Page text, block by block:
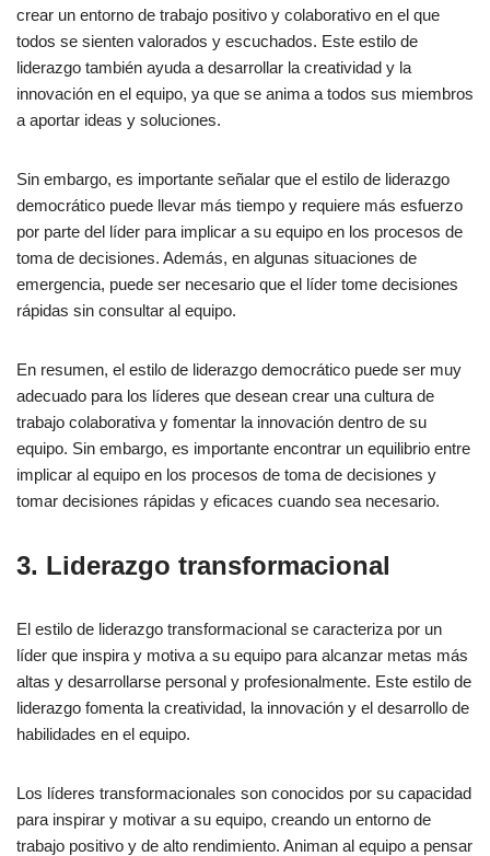
crear un entorno de trabajo positivo y colaborativo en el que
todos se sienten valorados y escuchados. Este estilo de
liderazgo también ayuda a desarrollar la creatividad y la
innovación en el equipo, ya que se anima a todos sus miembros
a aportar ideas y soluciones.
Sin embargo, es importante señalar que el estilo de liderazgo
democrático puede llevar más tiempo y requiere más esfuerzo
por parte del líder para implicar a su equipo en los procesos de
toma de decisiones. Además, en algunas situaciones de
emergencia, puede ser necesario que el líder tome decisiones
rápidas sin consultar al equipo.
En resumen, el estilo de liderazgo democrático puede ser muy
adecuado para los líderes que desean crear una cultura de
trabajo colaborativa y fomentar la innovación dentro de su
equipo. Sin embargo, es importante encontrar un equilibrio entre
implicar al equipo en los procesos de toma de decisiones y
tomar decisiones rápidas y eficaces cuando sea necesario.
3. Liderazgo transformacional
El estilo de liderazgo transformacional se caracteriza por un
líder que inspira y motiva a su equipo para alcanzar metas más
altas y desarrollarse personal y profesionalmente. Este estilo de
liderazgo fomenta la creatividad, la innovación y el desarrollo de
habilidades en el equipo.
Los líderes transformacionales son conocidos por su capacidad
para inspirar y motivar a su equipo, creando un entorno de
trabajo positivo y de alto rendimiento. Animan al equipo a pensar